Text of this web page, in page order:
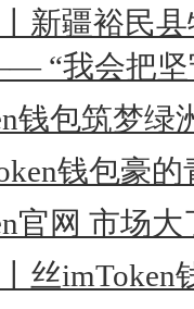
新疆裕民
“我会把
钱包筑梦绿
钱包豪的
官网 市场大
丝